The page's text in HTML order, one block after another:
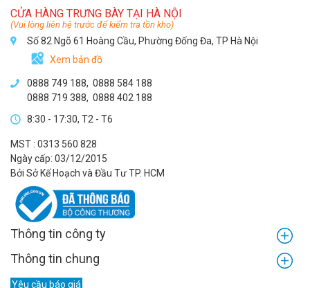
CỬA HÀNG TRƯNG BÀY TẠI HÀ NỘI
(Vui lòng liên hệ trước để kiểm tra tồn kho)
Số 82 Ngõ 61 Hoàng Cầu, Phường Đống Đa, TP Hà Nội
Xem bản đồ
0888 749 188, 0888 584 188
0888 719 388, 0888 402 188
8:30 - 17:30, T2 - T6
MST : 0313 560 828
Ngày cấp: 03/12/2015
Bởi Sở Kế Hoạch và Đầu Tư TP. HCM
Thông tin công ty
Thông tin chung
Yêu cầu báo giá